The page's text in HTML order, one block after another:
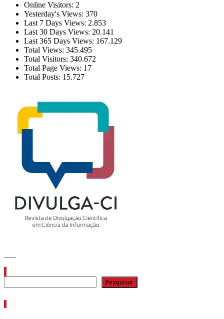
Online Visitors: 2
Yesterday's Views: 370
Last 7 Days Views: 2.853
Last 30 Days Views: 20.141
Last 365 Days Views: 167.129
Total Views: 345.495
Total Visitors: 340.672
Total Page Views: 17
Total Posts: 15.727
Pesquisar